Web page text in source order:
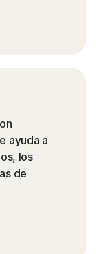
ayuda a
los
de